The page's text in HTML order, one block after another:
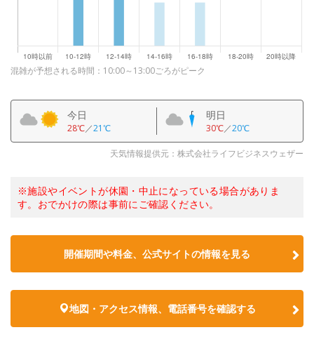
混雑が予想される時間：10:00～13:00ごろがピーク
今日
28℃／21℃
明日
30℃／20℃
天気情報提供元：株式会社ライフビジネスウェザー
※施設やイベントが休園・中止になっている場合がありま
す。おでかけの際は事前にご確認ください。
開催期間や料金、公式サイトの情報を見る
地図・アクセス情報、電話番号を確認する